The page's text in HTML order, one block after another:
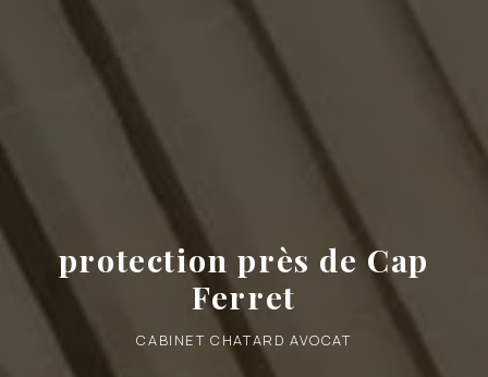
protection près de Cap
Ferret
CABINET CHATARD AVOCAT